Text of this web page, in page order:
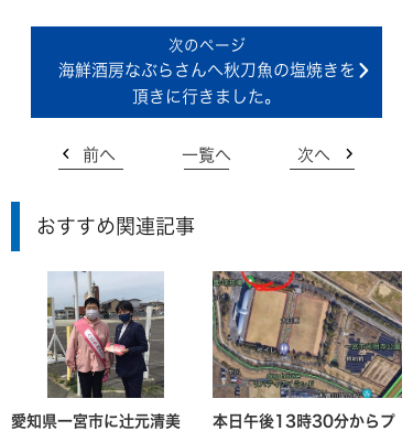
海鮮酒房なぶらさんへ秋刀魚の塩焼きを
頂きに行きました。
前へ 一覧へ 次へ
おすすめ関連記事
愛知県一宮市に辻元清美
本日午後13時30分からプ